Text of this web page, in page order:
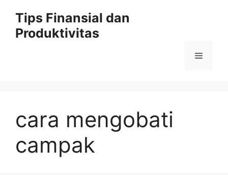
content
Tips Finansial dan
Produktivitas
Menu
cara mengobati
campak